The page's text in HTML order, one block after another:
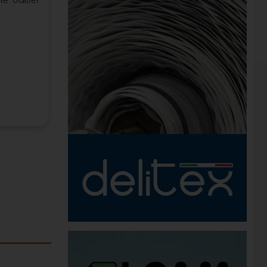
vie en nouvelles ressources : l’agglomérat R et
Mousse de polyuréthane flexible
Date de publication:06/10/2025